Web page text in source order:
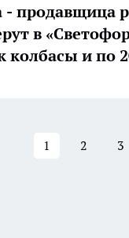
- продавщица
в
колбасы и по
1 2 3